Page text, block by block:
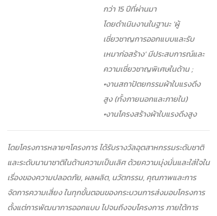
กว่า 15 ปีที่ผ่านมา
โดยดำเนินงานในฐานะ ′ผู้
เชี่ยวชาญการออกแบบและรับ
เหมาก่อสร้าง′ มีประสบการณ์และ
ความเชี่ยวชาญพิเศษในด้าน ;
•งานสถาปัตยกรรมผ้าใบแรงดึง
สูง (ทั้งภายนอกและภายใน)
•งานโครงสร้างผ้าใบแรงดึงสูง
โดยโครงการหลายๆโครงการ ได้รับรางวัลอุตสาหกรรมระดับชาติ
และระดับนานาชาติในด้านความเป็นเลิศ ด้วยความมุ่งมั่นและใส่ใจใน
เรื่องของความปลอดภัย, ผลผลิต, นวัตกรรม, คุณภาพและการ
จัดการความเสี่ยง ในทุกขั้นตอนของกระบวนการส่งมอบโครงการ
ตั้งแต่การพัฒนาการออกแบบ ไปจนถึงจบโครงการ ภายใต้การ